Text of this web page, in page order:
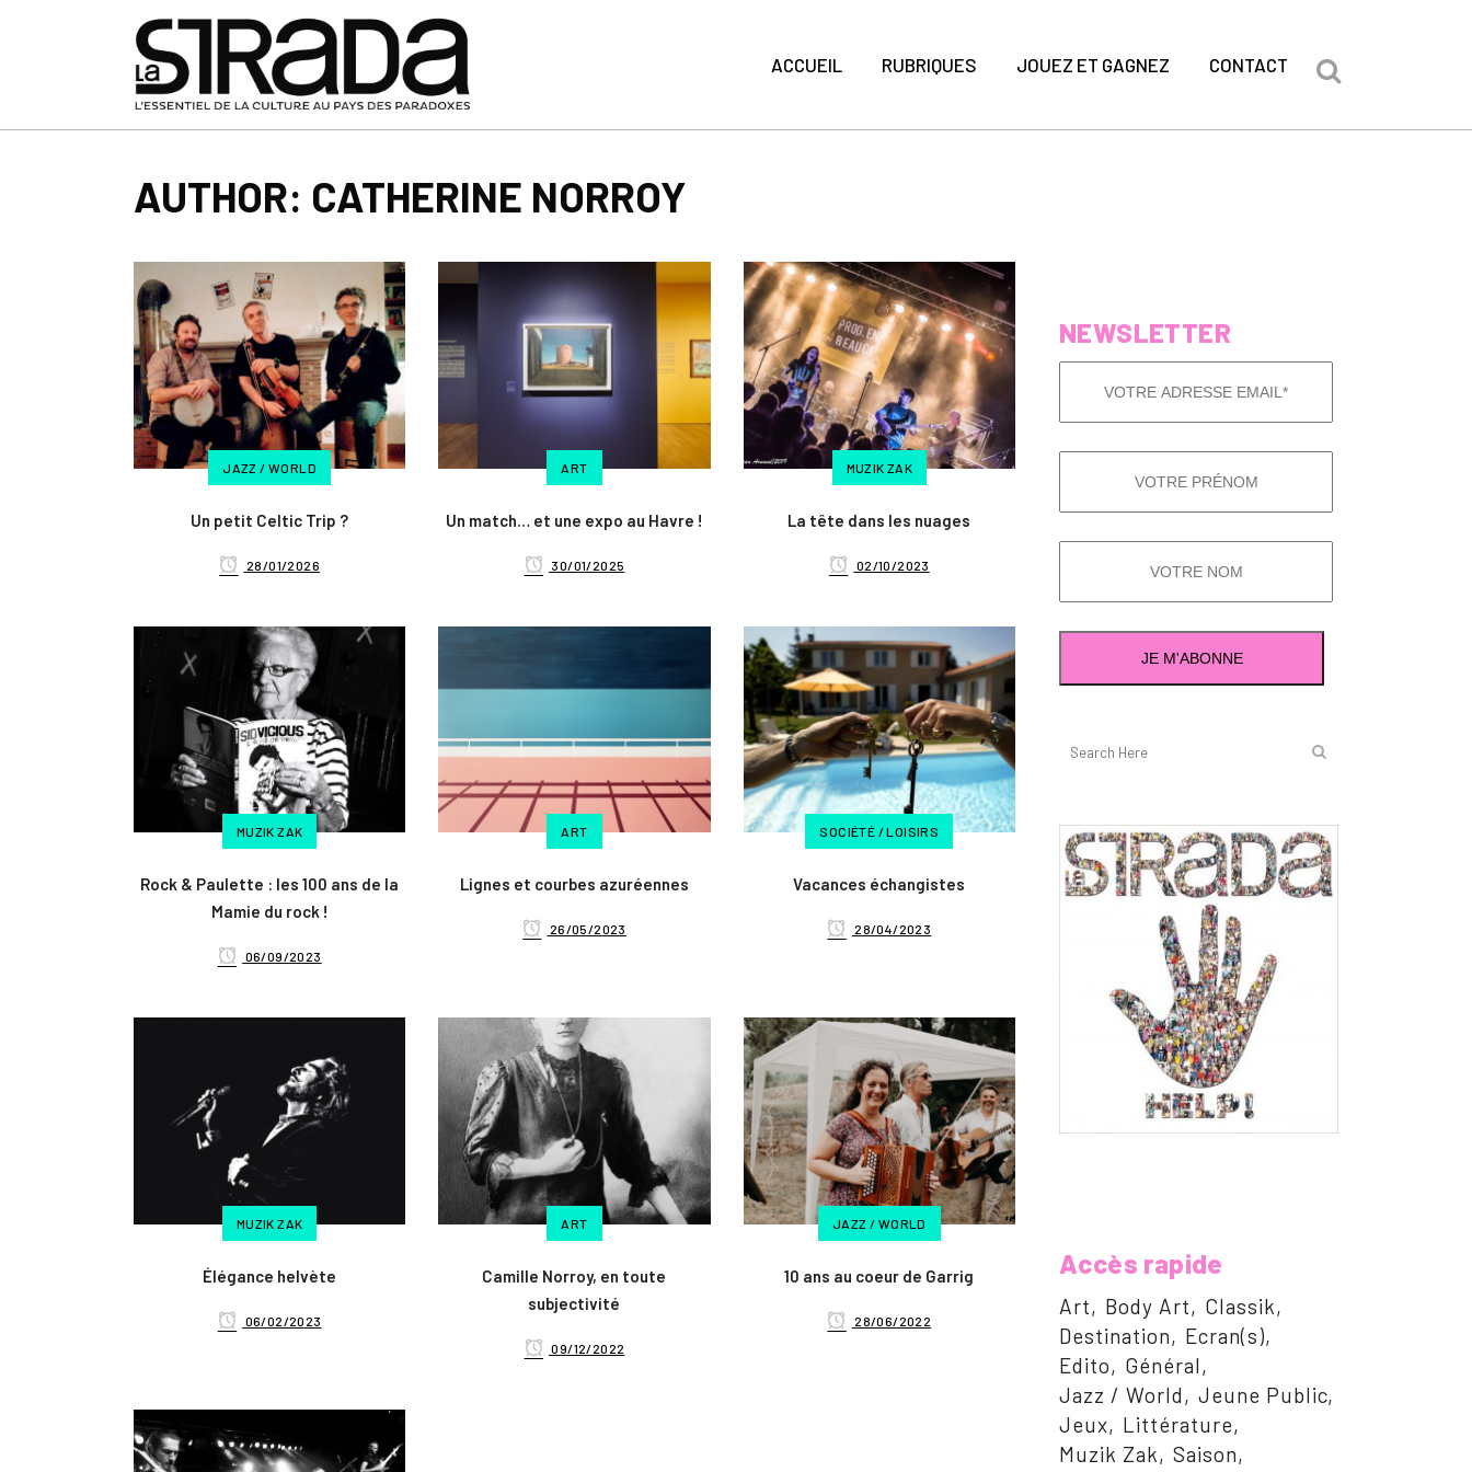
ACCUEIL RUBRIQUES JOUEZ ET GAGNEZ CONTACT
AUTHOR: CATHERINE NORROY
JAZZ / WORLD
Un petit Celtic Trip ?
28/01/2026
ART
Un match… et une expo au Havre !
30/01/2025
MUZIK ZAK
La tête dans les nuages
02/10/2023
MUZIK ZAK
Rock & Paulette : les 100 ans de la
Mamie du rock !
06/09/2023
ART
Lignes et courbes azuréennes
26/05/2023
SOCIÉTÉ / LOISIRS
Vacances échangistes
28/04/2023
MUZIK ZAK
Élégance helvète
06/02/2023
ART
Camille Norroy, en toute
subjectivité
09/12/2022
JAZZ / WORLD
10 ans au coeur de Garrig
28/06/2022
NEWSLETTER
Accès rapide
Art Body Art
Classik
Destination
Ecran(s)
Edito
Général
Jazz / World
Jeune Public
Jeux
Littérature
Muzik Zak
Saison